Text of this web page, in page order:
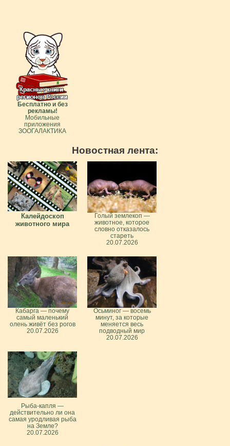
Бесплатно и без
рекламы!
Мобильные
приложения
ЗООГАЛАКТИКА
Новостная лента:
Калейдоскоп
животного мира
Голый землекоп —
животное, которое
словно отказалось
стареть
20.07.2026
Кабарга — почему
самый маленький
олень живёт без рогов
20.07.2026
Осьминог — восемь
минут, за которые
меняется весь
подводный мир
20.07.2026
Рыба-капля —
действительно ли она
самая уродливая рыба
на Земле?
20.07.2026